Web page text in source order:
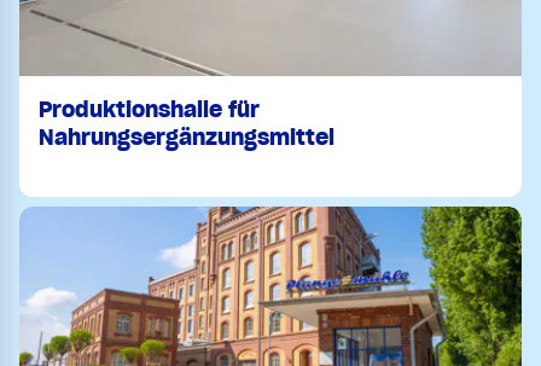
Produktionshalle für
Nahrungsergänzungsmittel